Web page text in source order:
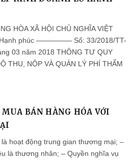
HÒA XÃ HỘI CHỦ NGHĨA VIỆT
Hạnh phúc ————— Số: 33/2018/TT-
03 năm 2018 THÔNG TƯ QUY
THU, NỘP VÀ QUẢN LÝ PHÍ THẨM
BÁN HÀNG HÓA VỚI
hoạt động trung gian thương mại; –
là thương nhân; – Quyền nghĩa vụ